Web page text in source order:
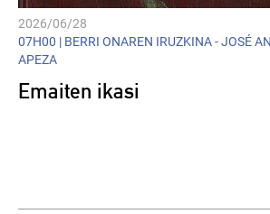
2026/06/28
07H00 | BERRI ONAREN IRUZKINA - JOSÉ
APEZA
Emaiten ikasi